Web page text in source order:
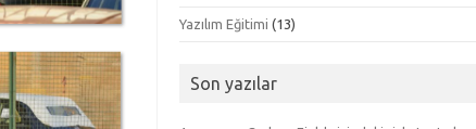
Yazılım Eğitimi (13)
Son yazılar